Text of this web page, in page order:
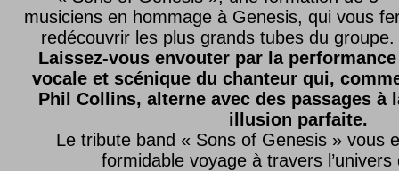
musiciens en hommage à Genesis, qui vous
redécouvrir les plus grands tubes du groupe.
Laissez-vous envouter par la performance
vocale et scénique du chanteur qui,
Phil Collins, alterne avec des passages à
illusion parfaite.
Le tribute band « Sons of Genesis » vous
formidable voyage à travers l’univers